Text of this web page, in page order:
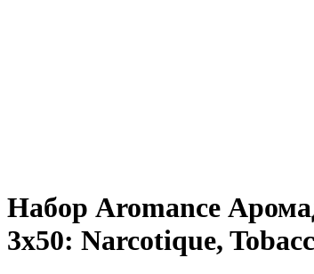
Набор Aromance
3х50: Narcotique,